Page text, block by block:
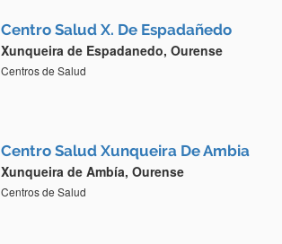
Centro Salud X. De Espadañedo
Xunqueira de Espadanedo, Ourense
Centros de Salud
Centro Salud Xunqueira De Ambia
Xunqueira de Ambía, Ourense
Centros de Salud